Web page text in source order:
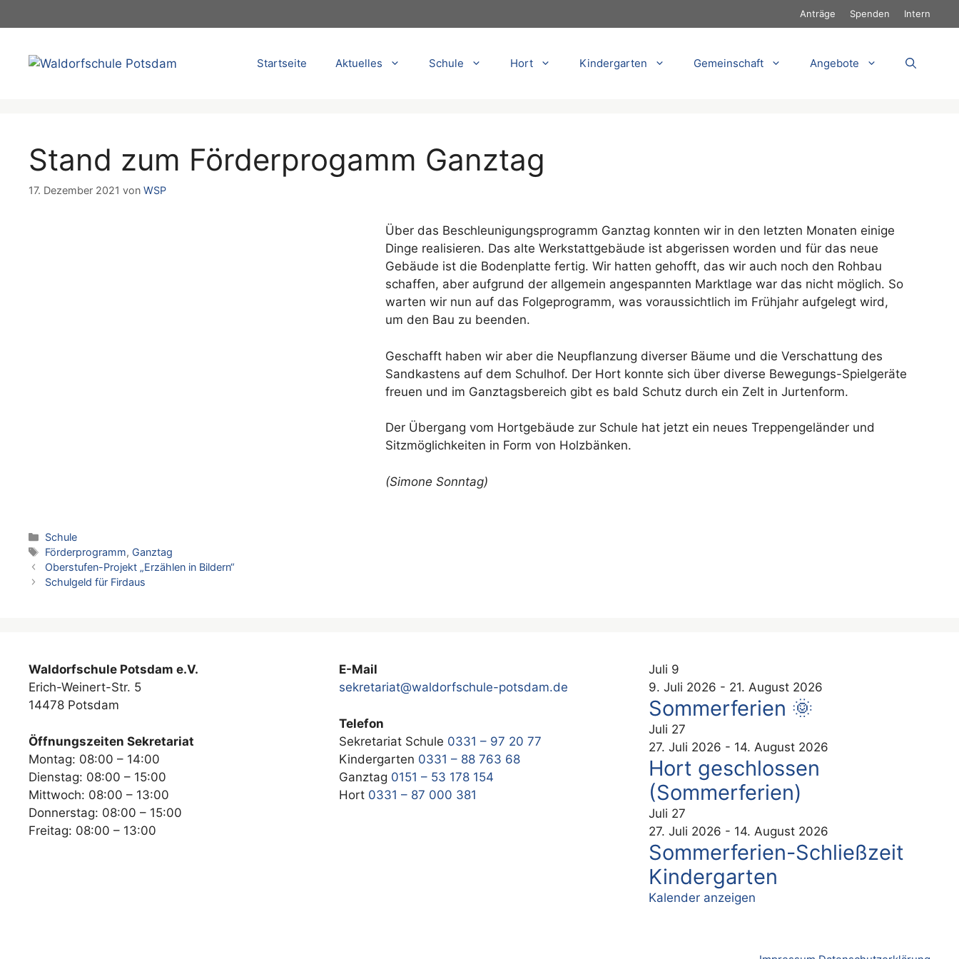
Inhalt
Anträge Spenden Intern
Startseite Aktuelles Schule Hort Kindergarten Gemeinschaft Angebote
Stand zum Förderprogamm Ganztag
17. Dezember 2021 von WSP
Über das Beschleunigungsprogramm Ganztag konnten wir in den letzten Monaten einige
Dinge realisieren. Das alte Werkstattgebäude ist abgerissen worden und für das neue
Gebäude ist die Bodenplatte fertig. Wir hatten gehofft, das wir auch noch den Rohbau
schaffen, aber aufgrund der allgemein angespannten Marktlage war das nicht möglich. So
warten wir nun auf das Folgeprogramm, was voraussichtlich im Frühjahr aufgelegt wird,
um den Bau zu beenden.
Geschafft haben wir aber die Neupflanzung diverser Bäume und die Verschattung des
Sandkastens auf dem Schulhof. Der Hort konnte sich über diverse Bewegungs-Spielgeräte
freuen und im Ganztagsbereich gibt es bald Schutz durch ein Zelt in Jurtenform.
Der Übergang vom Hortgebäude zur Schule hat jetzt ein neues Treppengeländer und
Sitzmöglichkeiten in Form von Holzbänken.
(Simone Sonntag)
Kategorien
Schule
Schlagwörter
Förderprogramm, Ganztag
Oberstufen-Projekt „Erzählen in Bildern“
Schulgeld für Firdaus
Waldorfschule Potsdam e.V.
Erich-Weinert-Str. 5
14478 Potsdam
Öffnungszeiten Sekretariat
Montag: 08:00 – 14:00
Dienstag: 08:00 – 15:00
Mittwoch: 08:00 – 13:00
Donnerstag: 08:00 – 15:00
Freitag: 08:00 – 13:00
E-Mail
sekretariat@waldorfschule-potsdam.de
Telefon
Sekretariat Schule 0331 – 97 20 77
Kindergarten 0331 – 88 763 68
Ganztag 0151 – 53 178 154
Hort 0331 – 87 000 381
Juli 9
9. Juli 2026 - 21. August 2026
Sommerferien 🌞
Juli 27
27. Juli 2026 - 14. August 2026
Hort geschlossen
(Sommerferien)
Juli 27
27. Juli 2026 - 14. August 2026
Sommerferien-Schließzeit
Kindergarten
Kalender anzeigen